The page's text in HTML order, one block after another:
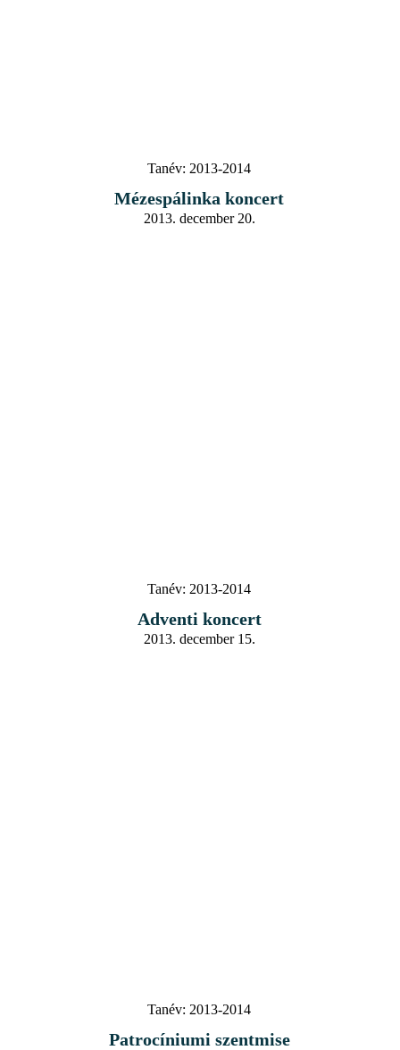
Tanév: 2013-2014
Mézespálinka koncert
2013. december 20.
Tanév: 2013-2014
Adventi koncert
2013. december 15.
Tanév: 2013-2014
Patrocíniumi szentmise